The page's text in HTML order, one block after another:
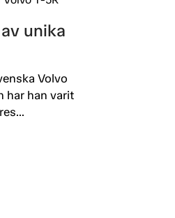
unika
Volvo
har han varit